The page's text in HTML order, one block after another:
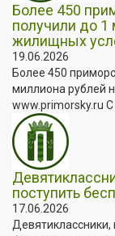
Более 450
получили до 1
жилищных
19.06.2026
Более 450
миллиона рублей
www.primorsky.ru С
поступить
17.06.2026
Девятиклассники,